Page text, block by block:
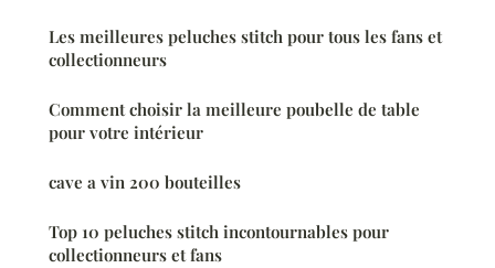
Les meilleures peluches stitch pour tous les fans et
collectionneurs
Comment choisir la meilleure poubelle de table
pour votre intérieur
cave a vin 200 bouteilles
Top 10 peluches stitch incontournables pour
collectionneurs et fans